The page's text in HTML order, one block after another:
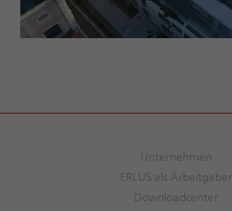
Unternehmen
ERLUS als Arbeitgeber
Downloadcenter